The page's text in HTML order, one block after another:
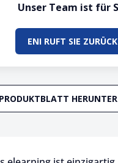
Unser Team ist für
ENI RUFT SIE ZURÜCK
PRODUKTBLATT